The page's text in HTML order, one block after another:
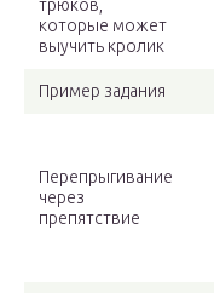
трюков,
которые может
выучить кролик
Пример задания
Перепрыгивание
через
препятствие